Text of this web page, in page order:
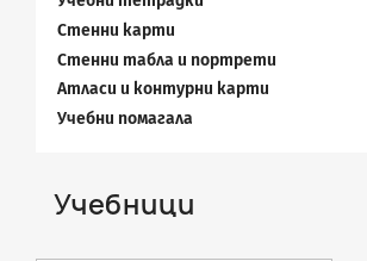
Стенни карти
Стенни табла и портрети
Атласи и контурни карти
Учебни помагала
Учебници